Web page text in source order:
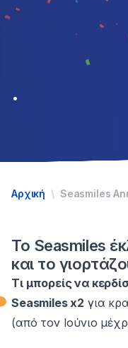
.
Αρχική Seasmiles
Το Seasmiles
και το
Τι μπορείς να
Seasmiles x2 για
(από τον Ιούνιο